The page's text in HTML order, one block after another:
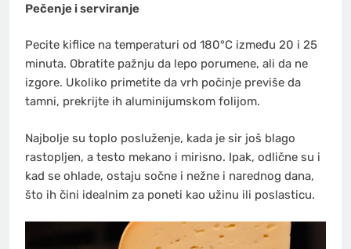
Pečenje i serviranje
Pecite kiflice na temperaturi od 180°C između 20 i 25
minuta. Obratite pažnju da lepo porumene, ali da ne
izgore. Ukoliko primetite da vrh počinje previše da
tamni, prekrijte ih aluminijumskom folijom.
Najbolje su toplo posluženje, kada je sir još blago
rastopljen, a testo mekano i mirisno. Ipak, odlične su i
kad se ohlade, ostaju sočne i nežne i narednog dana,
što ih čini idealnim za poneti kao užinu ili poslasticu.